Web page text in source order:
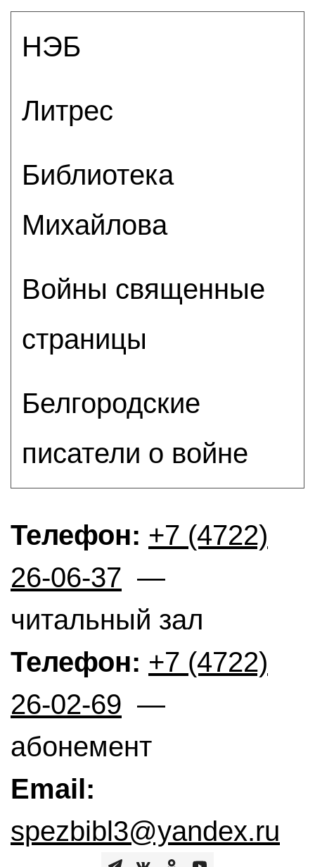
НЭБ
Литрес
Библиотека
Михайлова
Войны священные
страницы
Белгородские
писатели о войне
Телефон: +7 (4722)
26-06-37 —
читальный зал
Телефон: +7 (4722)
26-02-69 —
абонемент
Email:
spezbibl3@yandex.ru